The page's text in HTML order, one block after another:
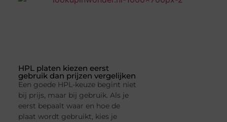
HPL platen kiezen eerst
gebruik dan prijzen vergelijken
Een goede HPL-keuze begint niet
bij prijs, maar bij gebruik. Als je
eerst bepaalt waar en hoe de
plaat wordt gebruikt, kies je